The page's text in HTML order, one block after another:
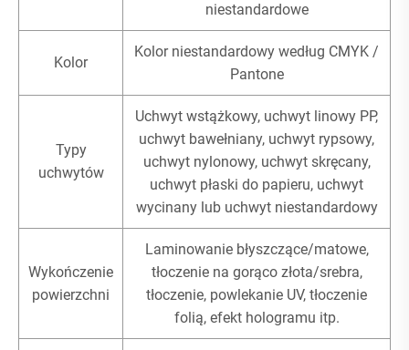
niestandardowe
Kolor
Kolor niestandardowy według CMYK /
Pantone
Typy
uchwytów
Uchwyt wstążkowy, uchwyt linowy PP,
uchwyt bawełniany, uchwyt rypsowy,
uchwyt nylonowy, uchwyt skręcany,
uchwyt płaski do papieru, uchwyt
wycinany lub uchwyt niestandardowy
Wykończenie
powierzchni
Laminowanie błyszczące/matowe,
tłoczenie na gorąco złota/srebra,
tłoczenie, powlekanie UV, tłoczenie
folią, efekt hologramu itp.